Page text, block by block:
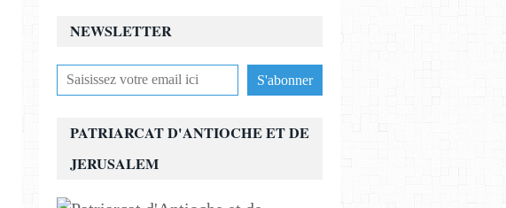
NEWSLETTER
PATRIARCAT D'ANTIOCHE ET DE
JERUSALEM